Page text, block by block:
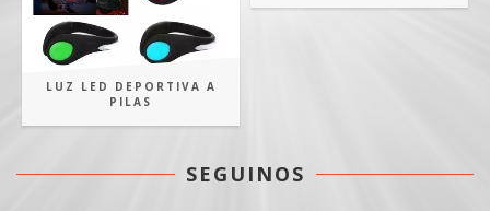
LUZ LED DEPORTIVA A
PILAS
SEGUINOS